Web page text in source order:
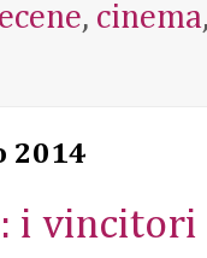
, cinema
2014
i